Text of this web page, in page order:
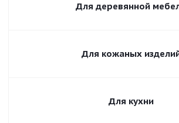
Для деревянной
Для кожаных
Для кухни